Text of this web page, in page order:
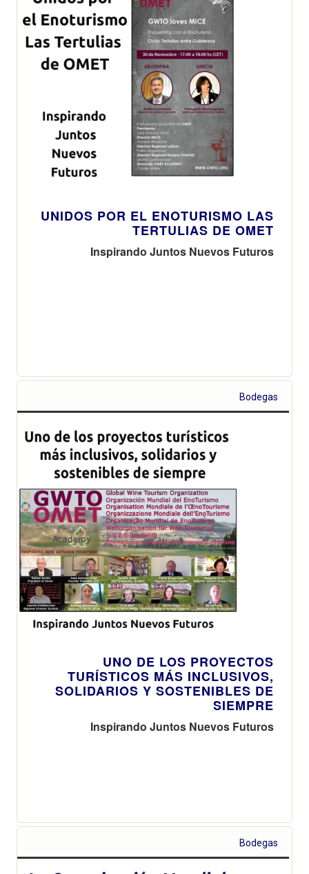
UNIDOS POR EL ENOTURISMO LAS
TERTULIAS DE OMET
Inspirando Juntos Nuevos Futuros
Bodegas
UNO DE LOS PROYECTOS
TURÍSTICOS MÁS INCLUSIVOS,
SOLIDARIOS Y SOSTENIBLES DE
SIEMPRE
Inspirando Juntos Nuevos Futuros
Bodegas